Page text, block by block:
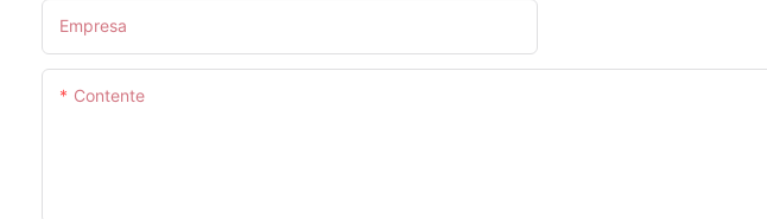
Empresa
Contente